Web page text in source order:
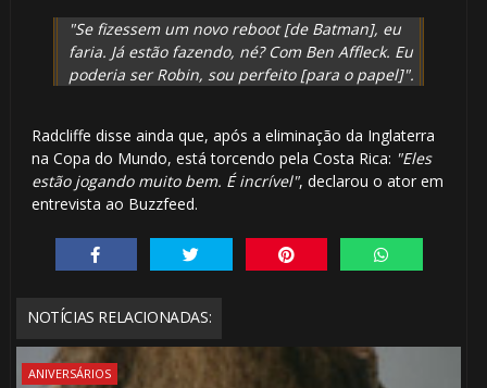
"Se fizessem um novo reboot [de Batman], eu
faria. Já estão fazendo, né? Com Ben Affleck. Eu
poderia ser Robin, sou perfeito [para o papel]".
Radcliffe disse ainda que, após a eliminação da Inglaterra
na Copa do Mundo, está torcendo pela Costa Rica: "Eles
estão jogando muito bem. É incrível", declarou o ator em
entrevista ao Buzzfeed.
NOTÍCIAS RELACIONADAS:
ANIVERSÁRIOS